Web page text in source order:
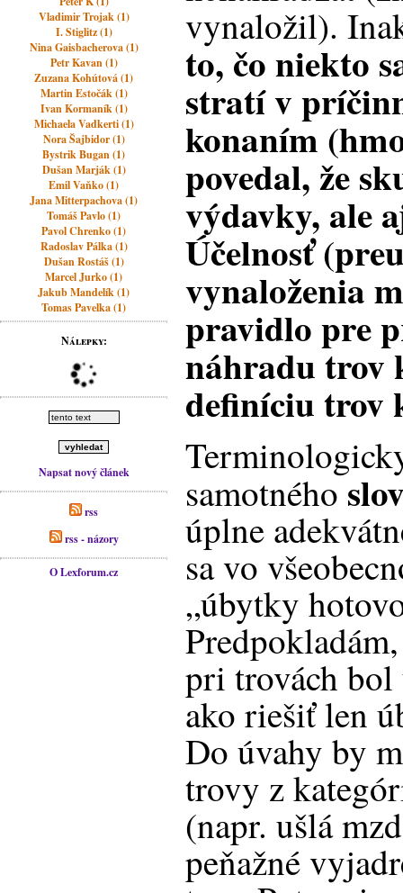
Vladimir Trojak (1)
I. Stiglitz (1)
Nina Gaisbacherova (1)
Petr Kavan (1)
Zuzana Kohútová (1)
Martin Estočák (1)
Ivan Kormaník (1)
Michaela Vadkerti (1)
Nora Šajbidor (1)
Bystrik Bugan (1)
Dušan Marják (1)
Emil Vaňko (1)
Jana Mitterpachova (1)
Tomáš Pavlo (1)
Pavol Chrenko (1)
Radoslav Pálka (1)
Dušan Rostáš (1)
Marcel Jurko (1)
Jakub Mandelík (1)
Tomas Pavelka (1)
Nálepky:
Napsat nový článek
rss
rss - názory
O Lexforum.cz
vynaložil).
to, čo niekto
stratí v
konaním
povedal, že
výdavky, ale
Účelnosť
vynaloženia
pravidlo pre
náhradu trov
definíciu trov
samotného
úplne
sa vo
„úbytky
pri trovách
ako riešiť len
Do úvahy by
trovy z
(napr. ušlá
peňažné